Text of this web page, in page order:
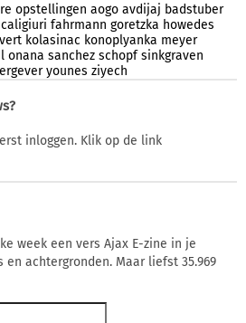
opstellingen aogo avdijaj badstuber
caligiuri fahrmann goretzka howedes
kolasinac konoplyanka meyer
onana sanchez schopf sinkgraven
younes ziyech
inloggen. Klik op de link
week een vers Ajax E-zine in je
achtergronden. Maar liefst 35.969